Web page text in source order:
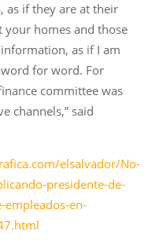
as if they are at their
your homes and those
as if I am
for word. For
committee was
channels,” said
elsalvador/No-
presidente-de-
empleados-en-